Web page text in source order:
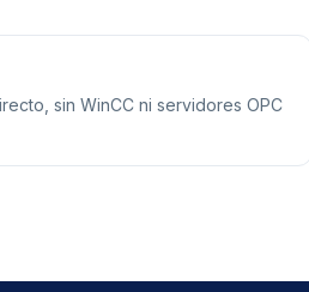
sin WinCC ni servidores OPC